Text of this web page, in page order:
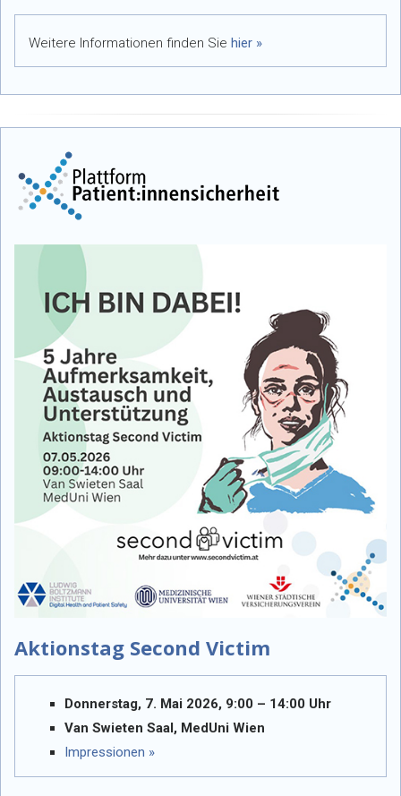
Weitere Informationen finden Sie hier »
Aktionstag Second Victim
Donnerstag, 7. Mai 2026, 9:00 – 14:00 Uhr
Van Swieten Saal, MedUni Wien
Impressionen »